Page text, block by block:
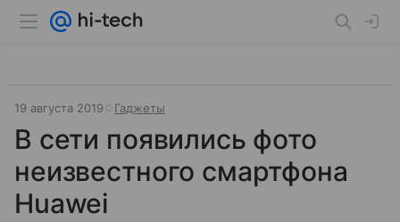
19 августа 2019 Гаджеты
В сети появились фото
неизвестного смартфона
Huawei